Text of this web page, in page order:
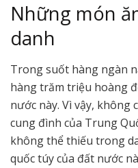
Những món
danh
Trong suốt hàng ngàn
hàng trăm triệu hoàng
nước này. Vì vậy, không
cung đình của Trung
không thể thiếu trong
quốc túy của đất nước